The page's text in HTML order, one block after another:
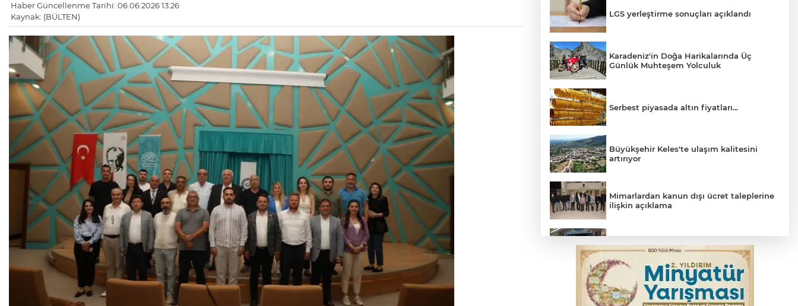
Haber Güncellenme Tarihi: 06.06.2026 13:26
Kaynak: (BÜLTEN)
LGS yerleştirme sonuçları açıklandı
Karadeniz'in Doğa Harikalarında Üç
Günlük Muhteşem Yolculuk
Serbest piyasada altın fiyatları...
Büyükşehir Keles'te ulaşım kalitesini
artırıyor
Mimarlardan kanun dışı ücret taleplerine
ilişkin açıklama
Başkan Aydın: Tüm imkanları sunuyoruz
Başkan Dalgıç: Denizler halkındır